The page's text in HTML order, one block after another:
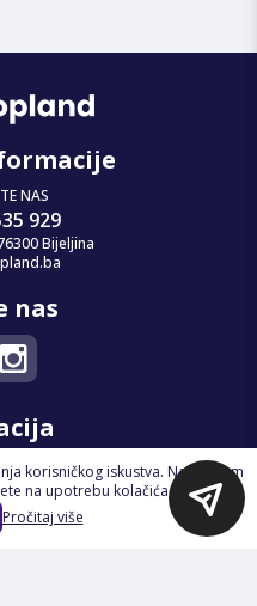
NAS
929
Bijeljina
nas
korisničkog iskustva. Nastavkom
na upotrebu kolačića.
Pročitaj više